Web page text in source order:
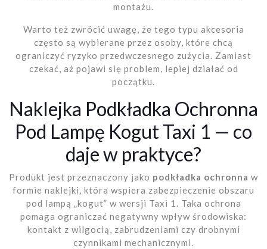
montażu.
Warto też zwrócić uwagę, że tego typu akcesoria
często są wybierane przez osoby, które chcą
ograniczyć ryzyko przedwczesnego zużycia. Zamiast
czekać, aż pojawi się problem, lepiej działać od
początku.
Naklejka Podkładka Ochronna
Pod Lampę Kogut Taxi 1 — co
daje w praktyce?
Produkt jest przeznaczony jako podkładka ochronna w
formie naklejki, która wspiera zabezpieczenie obszaru
pod lampą „kogut” w wersji Taxi 1. Taka ochrona
pomaga ograniczać negatywny wpływ środowiska:
kontakt z wilgocią, zabrudzeniami czy drobnymi
czynnikami mechanicznymi.